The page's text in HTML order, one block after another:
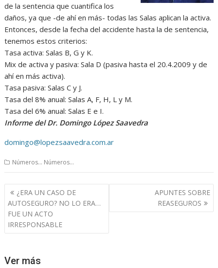
de la sentencia que cuantifica los
daños, ya que -de ahí en más- todas las Salas aplican la activa.
Entonces, desde la fecha del accidente hasta la de sentencia,
tenemos estos criterios:
Tasa activa: Salas B, G y K.
Mix de activa y pasiva: Sala D (pasiva hasta el 20.4.2009 y de
ahí en más activa).
Tasa pasiva: Salas C y J.
Tasa del 8% anual: Salas A, F, H, L y M.
Tasa del 6% anual: Salas E e I.
Informe del Dr. Domingo López Saavedra
domingo@lopezsaavedra.com.ar
Números... Números...
Navegación
de
entradas
¿ERA UN CASO DE
AUTOSEGURO? NO LO ERA…
FUE UN ACTO
IRRESPONSABLE
APUNTES SOBRE
REASEGUROS
Ver más